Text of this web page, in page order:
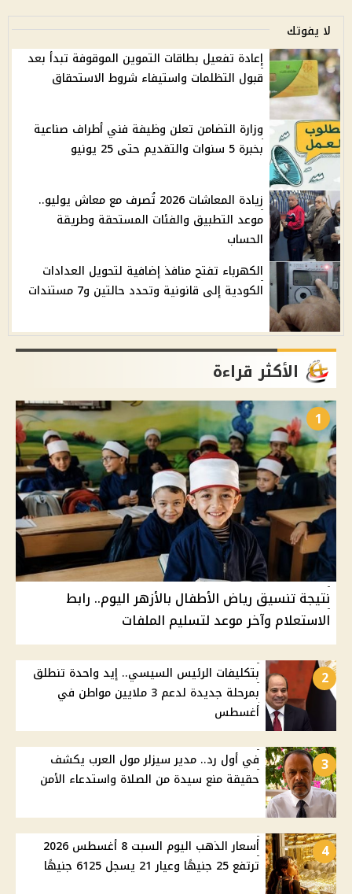
لا يفوتك
إعادة تفعيل بطاقات التموين الموقوفة تبدأ بعد
قبول التظلمات واستيفاء شروط الاستحقاق
وزارة التضامن تعلن وظيفة فني أطراف صناعية
بخبرة 5 سنوات والتقديم حتى 25 يونيو
زيادة المعاشات 2026 تُصرف مع معاش يوليو..
موعد التطبيق والفئات المستحقة وطريقة
الحساب
الكهرباء تفتح منافذ إضافية لتحويل العدادات
الكودية إلى قانونية وتحدد حالتين و7 مستندات
الأكثر قراءة
1
نتيجة تنسيق رياض الأطفال بالأزهر اليوم.. رابط
الاستعلام وآخر موعد لتسليم الملفات
2
بتكليفات الرئيس السيسي.. إيد واحدة تنطلق
بمرحلة جديدة لدعم 3 ملايين مواطن في
أغسطس
3
في أول رد.. مدير سيزلر مول العرب يكشف
حقيقة منع سيدة من الصلاة واستدعاء الأمن
4
أسعار الذهب اليوم السبت 8 أغسطس 2026
ترتفع 25 جنيهًا وعيار 21 يسجل 6125 جنيهًا